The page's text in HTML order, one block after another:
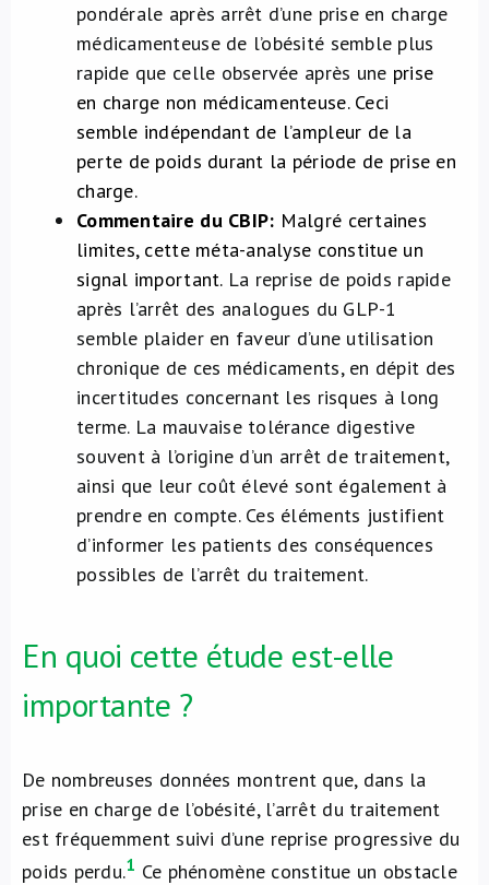
pondérale après arrêt d’une prise en charge
médicamenteuse de l’obésité semble plus
rapide que celle observée après une prise
en charge non médicamenteuse. Ceci
semble indépendant de l’ampleur de la
perte de poids durant la période de prise en
charge.
Commentaire du CBIP: Malgré certaines
limites, cette méta-analyse constitue un
signal important. La reprise de poids rapide
après l’arrêt des analogues du GLP-1
semble plaider en faveur d’une utilisation
chronique de ces médicaments, en dépit des
incertitudes concernant les risques à long
terme. La mauvaise tolérance digestive
souvent à l’origine d’un arrêt de traitement,
ainsi que leur coût élevé sont également à
prendre en compte. Ces éléments justifient
d’informer les patients des conséquences
possibles de l’arrêt du traitement.
En quoi cette étude est-elle
importante ?
De nombreuses données montrent que, dans la
prise en charge de l’obésité, l’arrêt du traitement
est fréquemment suivi d’une reprise progressive du
poids perdu.1 Ce phénomène constitue un obstacle